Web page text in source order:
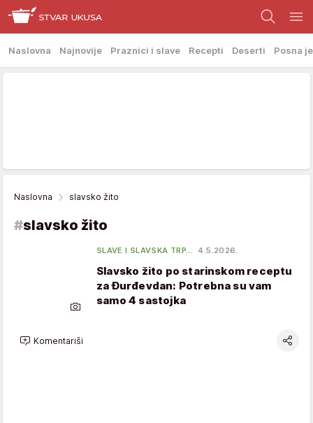
Naslovna Najnovije Praznici i slave Recepti Deserti Posna
Naslovna slavsko žito
#slavsko žito
SLAVE I SLAVSKA TRP… 4.5.2026.
Slavsko žito po starinskom receptu
za Đurđevdan: Potrebna su vam
samo 4 sastojka
Komentariši